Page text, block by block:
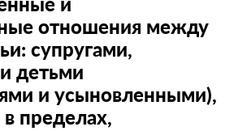
отношения между
супругами,
детьми
и усыновленными),
в пределах,